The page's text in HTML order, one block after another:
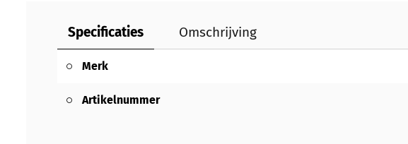
Specificaties Omschrijving
Merk
Artikelnummer